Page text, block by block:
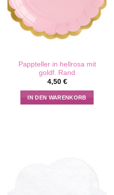
Pappteller in hellrosa mit
goldf. Rand
4,50 €
IN DEN WARENKORB